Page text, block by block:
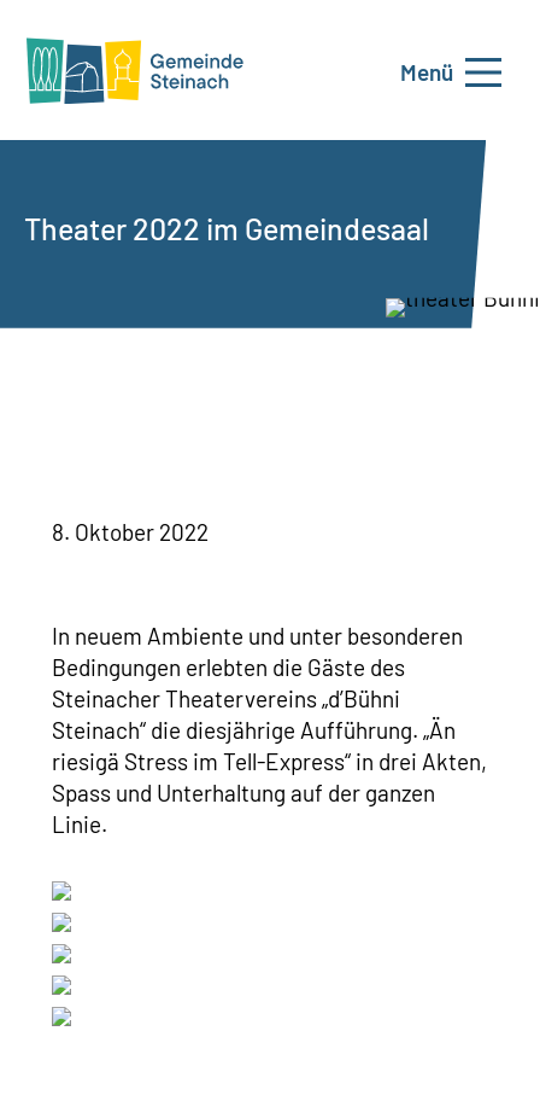
Menü
Theater 2022 im Gemeindesaal
8. Oktober 2022
In neuem Ambiente und unter besonderen
Bedingungen erlebten die Gäste des
Steinacher Theatervereins „d’Bühni
Steinach“ die diesjährige Aufführung. „Än
riesigä Stress im Tell-Express“ in drei Akten,
Spass und Unterhaltung auf der ganzen
Linie.